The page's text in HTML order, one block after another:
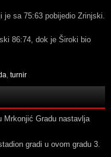
je sa 75:63 pobijedio Zrinjski.
86:74, dok je Široki bio
, turnir
Mrkonjić Gradu nastavlja
gradi u ovom gradu 3.